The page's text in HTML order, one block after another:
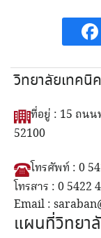
วิทยาลัยเทคนิ
ที่อยู่ : 15 ถนน
52100
โทรศัพท์ : 0
โทรสาร : 0 5422
Email :
แผนที่วิทยา